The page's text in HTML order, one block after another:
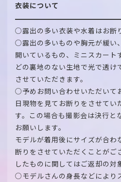
衣装について
○露出の多い衣装や水着はお断
○露出の多いものや胸元が緩い
開いているもの、ミニスカート
どの裏地のない生地で光で透け
させていただきます。
○予めお問い合わせいただいて
日現物を見てお断りをさせてい
す。この場合も撮影会は決行と
お願いします。
モデルが着用後にサイズが合わ
断りをさせていただくことがご
したものに関してはご返却の対
○モデルさんの身長などにより